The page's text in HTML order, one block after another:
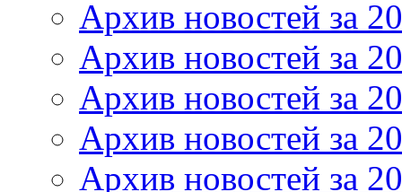
Архив новостей за
Архив новостей за
Архив новостей за
Архив новостей за
Архив новостей за